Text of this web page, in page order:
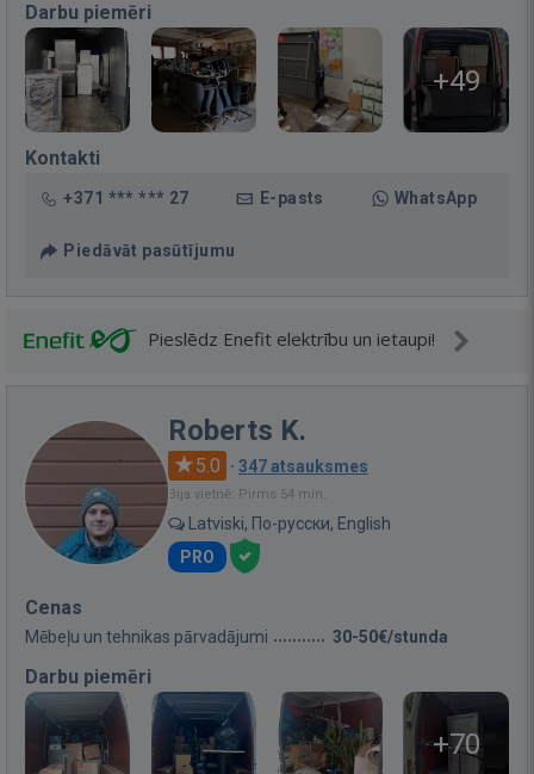
Darbu piemēri
+49
Kontakti
+371 *** *** 27 E-pasts WhatsApp
Piedāvāt pasūtījumu
Pieslēdz Enefit elektrību un ietaupi!
Roberts K.
5.0 · 347 atsauksmes
Bija vietnē: Pirms 54 min.
Latviski, По-русски, English
PRO
Cenas
Mēbeļu un tehnikas pārvadājumi 30-50€/stunda
Darbu piemēri
+70